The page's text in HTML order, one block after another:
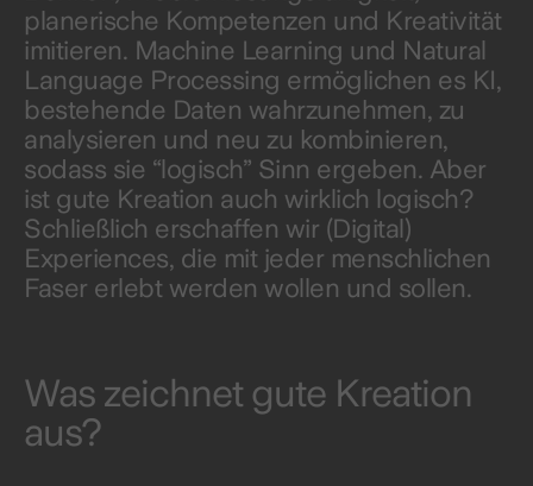
planerische Kompetenzen und Kreativität
imitieren. Machine Learning und Natural
Language Processing ermöglichen es KI,
bestehende Daten wahrzunehmen, zu
analysieren und neu zu kombinieren,
sodass sie “logisch” Sinn ergeben. Aber
ist gute Kreation auch wirklich logisch?
Schließlich erschaffen wir (Digital)
Experiences, die mit jeder menschlichen
Faser erlebt werden wollen und sollen.
Was zeichnet gute Kreation
aus?